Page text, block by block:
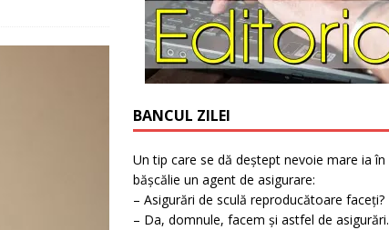
BANCUL ZILEI
Un tip care se dă deștept nevoie mare ia în
bășcălie un agent de asigurare:
– Asigurări de sculă reproducătoare faceți?
– Da, domnule, facem și astfel de asigurări.